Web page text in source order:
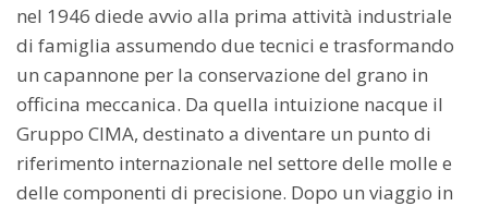
nel 1946 diede avvio alla prima attività industriale
di famiglia assumendo due tecnici e trasformando
un capannone per la conservazione del grano in
officina meccanica. Da quella intuizione nacque il
Gruppo CIMA, destinato a diventare un punto di
riferimento internazionale nel settore delle molle e
delle componenti di precisione. Dopo un viaggio in